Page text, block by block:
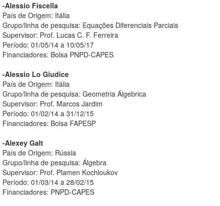
-Alessio Fiscella
País de Origem: Itália
Grupo/linha de pesquisa: Equações Diferenciais Parciais
Supervisor: Prof. Lucas C. F. Ferreira
Período: 01/05/14 a 10/05/17
Financiadores: Bolsa PNPD-CAPES
-Alessio Lo Giudice
País de Origem: Itália
Grupo/linha de pesquisa: Geometria Álgebrica
Supervisor: Prof. Marcos Jardim
Período: 01/02/14 a 31/12/15
Financiadores: Bolsa FAPESP
-Alexey Galt
País de Origem: Rússia
Grupo/linha de pesquisa: Álgebra
Supervisor: Prof. Plamen Kochloukov
Período: 01/03/14 a 28/02/15
Financiadores: PNPD-CAPES